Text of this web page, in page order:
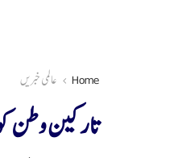
Home عالمی خبریں
تارکین وطن